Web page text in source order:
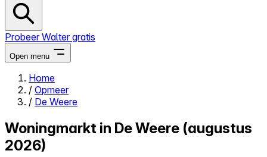
Probeer Walter gratis
Open menu
Close menu
Home
/ Opmeer
/ De Weere
Woningmarkt in De Weere (augustus
2026)